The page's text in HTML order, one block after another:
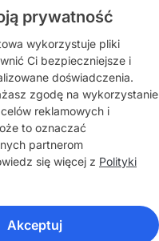
prywatność
wykorzystuje pliki
Ci bezpieczniejsze i
doświadczenia.
zgodę na wykorzystanie
reklamowych i
to oznaczać
partnerom
się więcej z Polityki
Akceptuj
nas
pracowników i studentów
VPN